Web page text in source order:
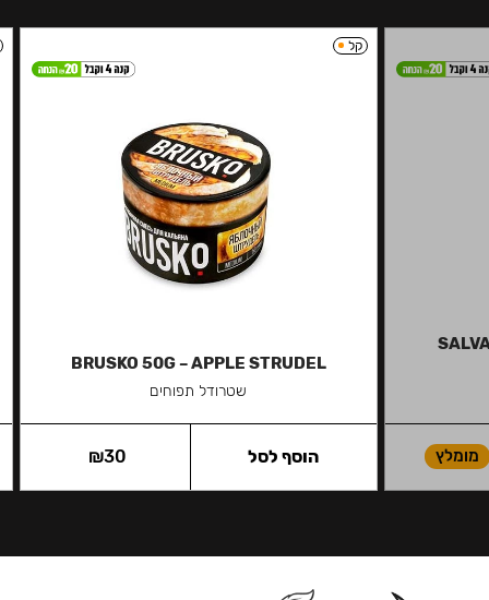
מומלץ
קל
BRUSKO 50G – APPLE STRUDEL
שטרודל תפוחים
₪30 הוסף לסל